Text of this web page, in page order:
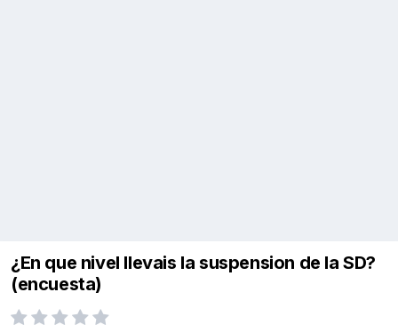
¿En que nivel llevais la suspension de la SD?
(encuesta)